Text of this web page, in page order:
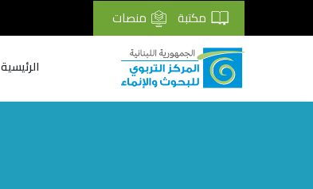
مكتبة منصات
الرئيسية